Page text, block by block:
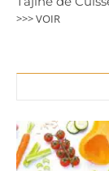
>>> VOIR